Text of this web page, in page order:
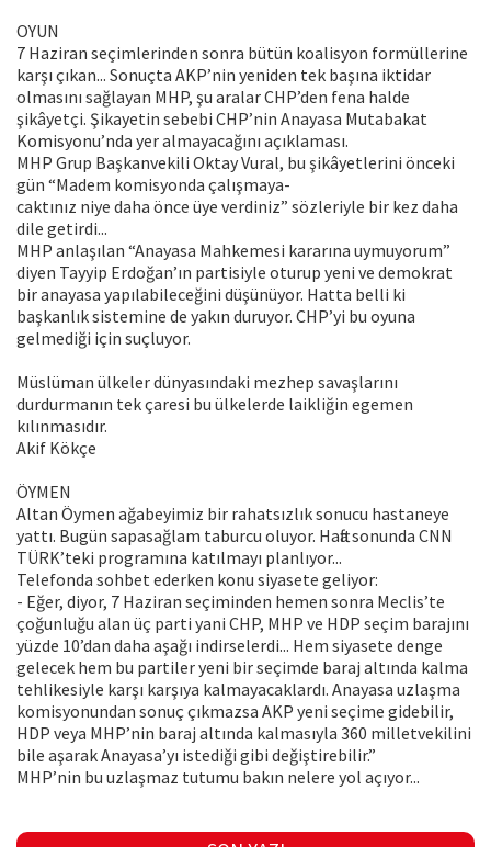
OYUN
7 Haziran seçimlerinden sonra bütün koalisyon formüllerine
karşı çıkan... Sonuçta AKP’nin yeniden tek başına iktidar
olmasını sağlayan MHP, şu aralar CHP’den fena halde
şikâyetçi. Şikayetin sebebi CHP’nin Anayasa Mutabakat
Komisyonu’nda yer almayacağını açıklaması.
MHP Grup Başkanvekili Oktay Vural, bu şikâyetlerini önceki
gün “Madem komisyonda çalışmaya-
caktınız niye daha önce üye verdiniz” sözleriyle bir kez daha
dile getirdi...
MHP anlaşılan “Anayasa Mahkemesi kararına uymuyorum”
diyen Tayyip Erdoğan’ın partisiyle oturup yeni ve demokrat
bir anayasa yapılabileceğini düşünüyor. Hatta belli ki
başkanlık sistemine de yakın duruyor. CHP’yi bu oyuna
gelmediği için suçluyor.
Müslüman ülkeler dünyasındaki mezhep savaşlarını
durdurmanın tek çaresi bu ülkelerde laikliğin egemen
kılınmasıdır.
Akif Kökçe
ÖYMEN
Altan Öymen ağabeyimiz bir rahatsızlık sonucu hastaneye
yattı. Bugün sapasağlam taburcu oluyor. Hafta sonunda CNN
TÜRK’teki programına katılmayı planlıyor...
Telefonda sohbet ederken konu siyasete geliyor:
- Eğer, diyor, 7 Haziran seçiminden hemen sonra Meclis’te
çoğunluğu alan üç parti yani CHP, MHP ve HDP seçim barajını
yüzde 10’dan daha aşağı indirselerdi... Hem siyasete denge
gelecek hem bu partiler yeni bir seçimde baraj altında kalma
tehlikesiyle karşı karşıya kalmayacaklardı. Anayasa uzlaşma
komisyonundan sonuç çıkmazsa AKP yeni seçime gidebilir,
HDP veya MHP’nin baraj altında kalmasıyla 360 milletvekilini
bile aşarak Anayasa’yı istediği gibi değiştirebilir.”
MHP’nin bu uzlaşmaz tutumu bakın nelere yol açıyor...